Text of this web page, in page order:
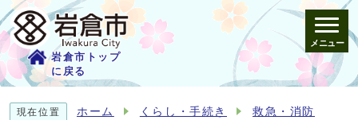
岩倉市トップ
に戻る
メニュー
現在位置 ホーム くらし・手続き 救急・消防